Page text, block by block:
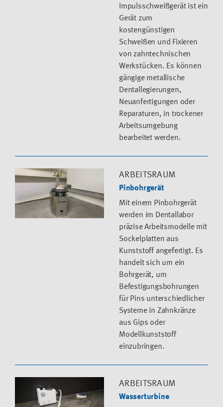
Impulsschweißgerät ist ein
Gerät zum
kostengünstigen
Schweißen und Fixieren
von zahntechnischen
Werkstücken. Es können
gängige metallische
Dentallegierungen,
Neuanfertigungen oder
Reparaturen, in trockener
Arbeitsumgebung
bearbeitet werden.
ARBEITSRAUM
Pinbohrgerät
Mit einem Pinbohrgerät
werden im Dentallabor
präzise Arbeitsmodelle mit
Sockelplatten aus
Kunststoff angefertigt. Es
handelt sich um ein
Bohrgerät, um
Befestigungsbohrungen
für Pins unterschiedlicher
Systeme in Zahnkränze
aus Gips oder
Modellkunststoff
einzubringen.
ARBEITSRAUM
Wasserturbine